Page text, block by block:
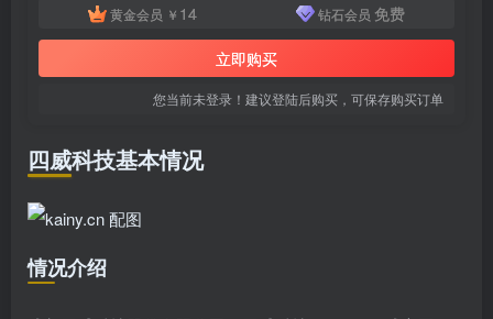
黄金会员 ￥ 14 钻石会员 免费
立即购买
您当前未登录！建议登陆后购买，可保存购买订单
四威科技基本情况
情况介绍